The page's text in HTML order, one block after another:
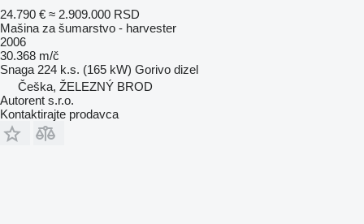
24.790 € ≈ 2.909.000 RSD
Mašina za šumarstvo - harvester
2006
30.368 m/č
Snaga 224 k.s. (165 kW) Gorivo dizel
Češka, ŽELEZNÝ BROD
Autorent s.r.o.
Kontaktirajte prodavca